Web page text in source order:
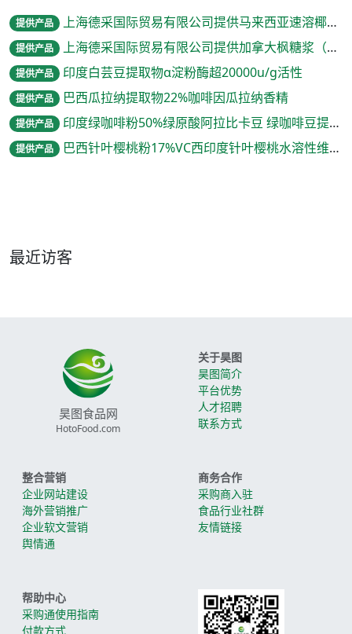
提供产品 上海德采国际贸易有限公司提供马来西亚速溶椰子粉
提供产品 上海德采国际贸易有限公司提供加拿大枫糖浆（槭树糖浆）纯枫糖浆
提供产品 印度白芸豆提取物α淀粉酶超20000u/g活性
提供产品 巴西瓜拉纳提取物22%咖啡因瓜拉纳香精
提供产品 印度绿咖啡粉50%绿原酸阿拉比卡豆 绿咖啡豆提取物
提供产品 巴西针叶樱桃粉17%VC西印度针叶樱桃水溶性维生素C
最近访客
昊图食品网
HotoFood.com
关于昊图
昊图简介
平台优势
人才招聘
联系方式
整合营销
企业网站建设
海外营销推广
企业软文营销
舆情通
商务合作
采购商入驻
食品行业社群
友情链接
帮助中心
采购通使用指南
付款方式